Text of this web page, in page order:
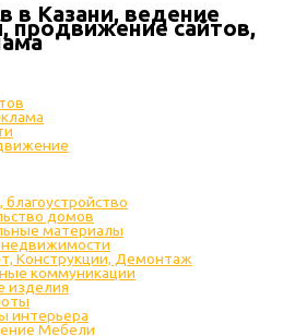
в Казани, ведение
продвижение сайтов,
домов
материалы
Конструкции, Демонтаж
коммуникации
изделия
интерьера
Мебели